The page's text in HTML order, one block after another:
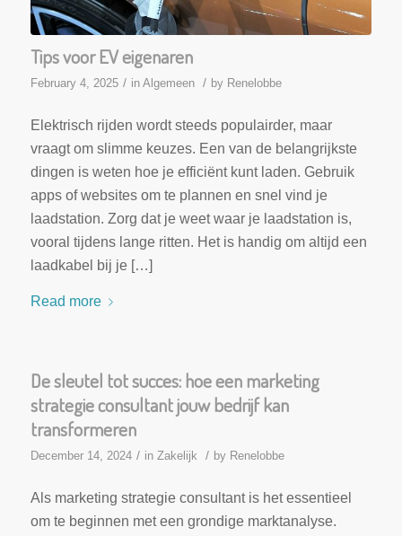
Tips voor EV eigenaren
February 4, 2025 / in Algemeen / by Renelobbe
Elektrisch rijden wordt steeds populairder, maar
vraagt om slimme keuzes. Een van de belangrijkste
dingen is weten hoe je efficiënt kunt laden. Gebruik
apps of websites om te plannen en snel vind je
laadstation. Zorg dat je weet waar je laadstation is,
vooral tijdens lange ritten. Het is handig om altijd een
laadkabel bij je […]
Read more
De sleutel tot succes: hoe een marketing
strategie consultant jouw bedrijf kan
transformeren
December 14, 2024 / in Zakelijk / by Renelobbe
Als marketing strategie consultant is het essentieel
om te beginnen met een grondige marktanalyse.